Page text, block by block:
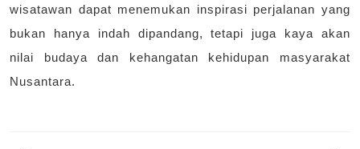
wisatawan dapat menemukan inspirasi perjalanan yang
bukan hanya indah dipandang, tetapi juga kaya akan
nilai budaya dan kehangatan kehidupan masyarakat
Nusantara.